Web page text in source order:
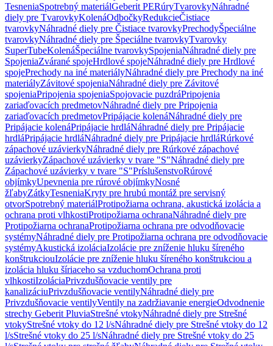
TesneniaSpotrebný materiálGeberit PERúryTvarovkyNáhradné
diely pre TvarovkyKolenáOdbočkyRedukcieČistiace
tvarovkyNáhradné diely pre Čistiace tvarovkyPrechodyŠpeciálne
tvarovkyNáhradné diely pre Špeciálne tvarovkyTvarovky
SuperTubeKolenáŠpeciálne tvarovkySpojeniaNáhradné diely pre
SpojeniaZvárané spojeHrdlové spojeNáhradné diely pre Hrdlové
spojePrechody na iné materiályNáhradné diely pre Prechody na iné
materiályZávitové spojeniaNáhradné diely pre Závitové
spojeniaPripojenia spojeniaSpojovacie puzdráPripojenia
zariaďovacích predmetovNáhradné diely pre Pripojenia
zariaďovacích predmetovPripájacie kolenáNáhradné diely pre
Pripájacie kolenáPripájacie hrdláNáhradné diely pre Pripájacie
hrdláPripájacie hrdláNáhradné diely pre Pripájacie hrdláRúrkové
zápachové uzávierkyNáhradné diely pre Rúrkové zápachové
uzávierkyZápachové uzávierky v tvare "S"Náhradné diely pre
Zápachové uzávierky v tvare "S"PríslušenstvoRúrové
objímkyUpevnenia pre rúrové objímkyNosné
žľabyZátkyTesneniaKryty pre hrubú montáž pre servisný
otvorSpotrebný materiálProtipožiarna ochrana, akustická izolácia a
ochrana proti vlhkostiProtipožiarna ochranaNáhradné diely pre
Protipožiarna ochranaProtipožiarna ochrana pre odvodňovacie
systémyNáhradné diely pre Protipožiarna ochrana pre odvodňovacie
systémyAkustická izoláciaIzolácie pre zníženie hluku šíreného
konštrukciouIzolácie pre zníženie hluku šíreného konštrukciou a
izolácia hluku šíriaceho sa vzduchomOchrana proti
vlhkostiIzoláciaPrivzdušňovacie ventily pre
kanalizáciuPrivzdušňovacie ventilyNáhradné diely pre
Privzdušňovacie ventilyVentily na zadržiavanie energieOdvodnenie
strechy Geberit PluviaStrešné vtokyNáhradné diely pre Strešné
vtokyStrešné vtoky do 12 l/sNáhradné diely pre Strešné vtoky do 12
l/sStrešné vtoky do 25 l/sNáhradné diely pre Strešné vtoky do 25